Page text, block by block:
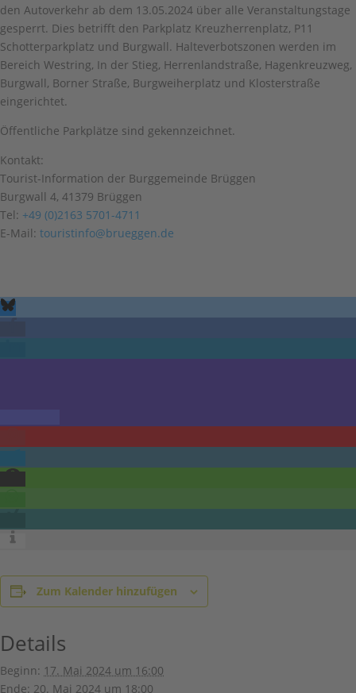
den Autoverkehr ab dem 13.05.2024 über alle Veranstaltungstage
gesperrt. Dies betrifft den Parkplatz Kreuzherrenplatz, P11
Schotterparkplatz und Burgwall. Halteverbotszonen werden im
Bereich Westring, In der Stieg, Herrenlandstraße, Hagenkreuzweg,
Burgwall, Borner Straße, Burgweiherplatz und Klosterstraße
eingerichtet.
Öffentliche Parkplätze sind gekennzeichnet.
Kontakt:
Tourist-Information der Burggemeinde Brüggen
Burgwall 4, 41379 Brüggen
Tel: +49 (0)2163 5701-4711
E-Mail: touristinfo@brueggen.de
Zum Kalender hinzufügen
Details
Beginn: 17. Mai 2024 um 16:00
Ende: 20. Mai 2024 um 18:00